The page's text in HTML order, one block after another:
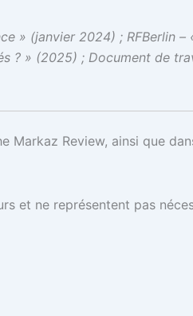
» (janvier 2024) ; RFBerlin
? » (2025) ; Document de
Markaz Review, ainsi que
et ne représentent pas